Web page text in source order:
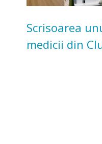
Scrisoarea
medicii din